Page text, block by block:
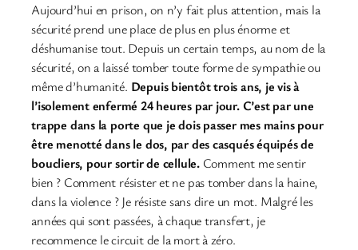
Aujourd’hui en prison, on n’y fait plus attention, mais la
sécurité prend une place de plus en plus énorme et
déshumanise tout. Depuis un certain temps, au nom de la
sécurité, on a laissé tomber toute forme de sympathie ou
même d’humanité. Depuis bientôt trois ans, je vis à
l’isolement enfermé 24 heures par jour. C’est par une
trappe dans la porte que je dois passer mes mains pour
être menotté dans le dos, par des casqués équipés de
boucliers, pour sortir de cellule.Comment me sentir
bien ? Comment résister et ne pas tomber dans la haine,
dans la violence ? Je résiste sans dire un mot. Malgré les
années qui sont passées, à chaque transfert, je
recommence le circuit de la mort à zéro.